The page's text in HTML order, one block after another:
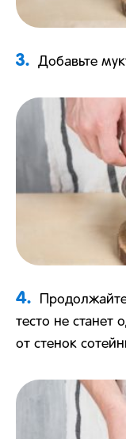
3. Добавьте
4.
тесто не станет
от стенок